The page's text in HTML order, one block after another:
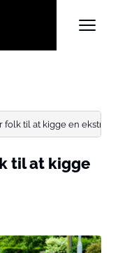
folk til at kigge en ekstra
til at kigge